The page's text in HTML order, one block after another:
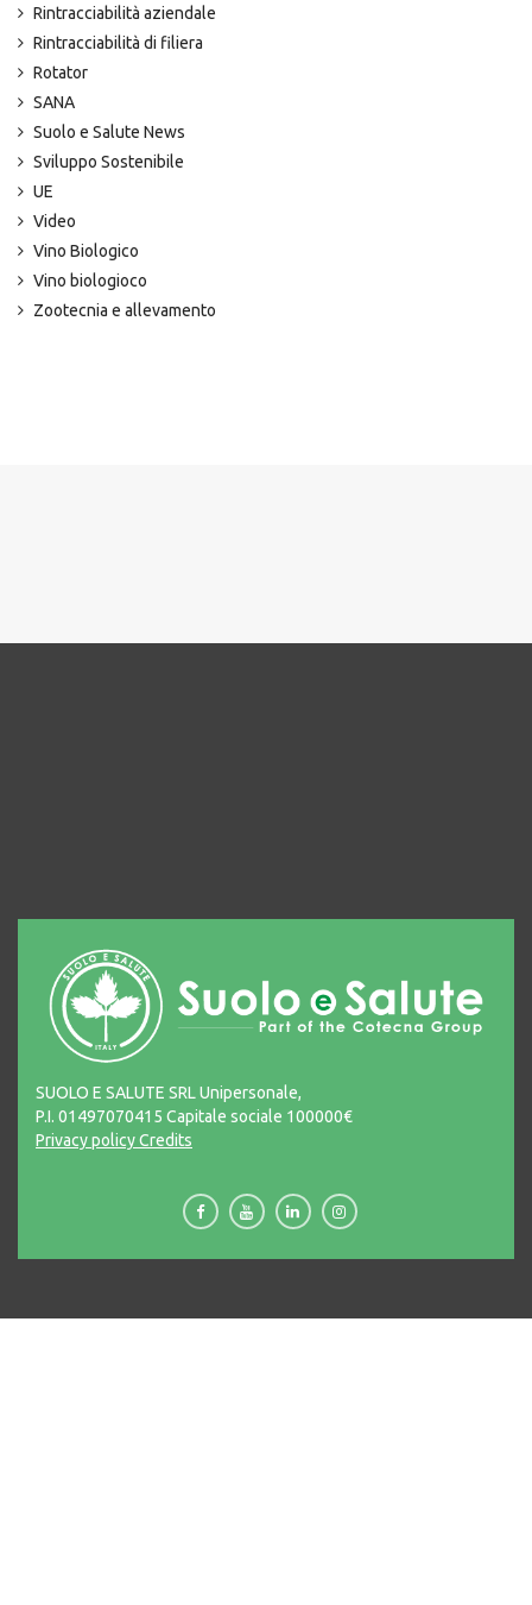
Rintracciabilità aziendale
Rintracciabilità di filiera
Rotator
SANA
Suolo e Salute News
Sviluppo Sostenibile
UE
Video
Vino Biologico
Vino biologioco
Zootecnia e allevamento
SUOLO E SALUTE SRL Unipersonale,
P.I. 01497070415 Capitale sociale 100000€
Privacy policyCredits